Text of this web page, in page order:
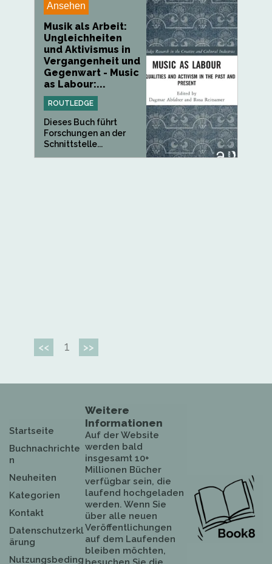
Ansehen
Musik als Arbeit:
Ungleichheiten
und Aktivismus in
Vergangenheit und
Gegenwart - Music
as Labour:...
ROUTLEDGE
Dieses Buch führt
Forschungen an der
Schnittstelle...
<< 1 >>
Startseite
Buchnachrichte
n
Neuheiten
Kategorien
Kontakt
Datenschutzerkl
ärung
Nutzungsbeding
Weitere
Informationen
Auf der Website
werden bald
insgesamt 10+
Millionen Bücher
verfügbar sein, die
laufend hochgeladen
werden. Wenn Sie
über alle neuen
Veröffentlichungen
auf dem Laufenden
bleiben möchten,